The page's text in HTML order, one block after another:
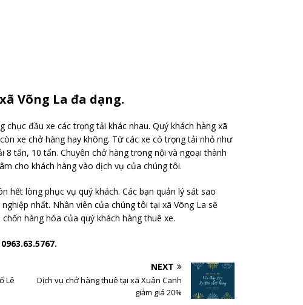
Võng La đa dạng.
đầu xe các trọng tải khác nhau. Quý khách hàng xã
xe chở hàng hay không. Từ các xe có trọng tải nhỏ như
tấn, 10 tấn. Chuyên chở hàng trong nội và ngoại thành
cho khách hàng vào dịch vụ của chúng tôi.
hết lòng phục vụ quý khách. Các bạn quản lý sát sao
nhất. Nhân viên của chúng tôi tại xã Võng La sẽ
hàng hóa của quý khách hàng thuê xe.
0963.63.5767.
Lê
NEXT
Dịch vụ chở hàng thuê tại xã Xuân Canh
giảm giá 20%